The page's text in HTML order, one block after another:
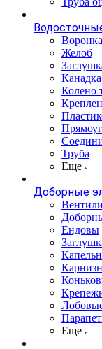
Воронка
Желоб
Колено
Труба
Еще
Доборные
Ендовы
Еще